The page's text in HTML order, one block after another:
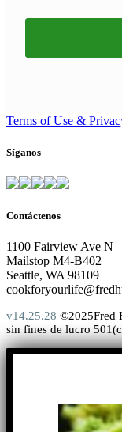
Terms of Use &
Síganos
Contáctenos
1100 Fairview Ave N
Mailstop M4-B402
Seattle, WA 98109
v14.25.28 ©2025Fred
sin fines de lucro